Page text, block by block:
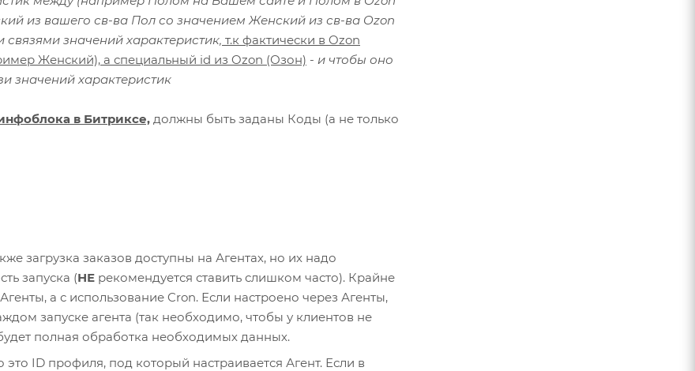
из вашего св-ва Пол со значением Женский из св-ва Ozon
связями значений характеристик, т.к фактически в Ozon
Женский), а специальный id из Ozon (Озон) - и чтобы оно
значений характеристик
в Битриксе, должны быть заданы Коды (а не только
загрузка заказов доступны на Агентах, но их надо
запуска (НЕ рекомендуется ставить слишком часто). Крайне
а с использование Cron. Если настроено через Агенты,
запуске агента (так необходимо, чтобы у клиентов не
полная обработка необходимых данных.
ID профиля, под который настраивается Агент. Если в